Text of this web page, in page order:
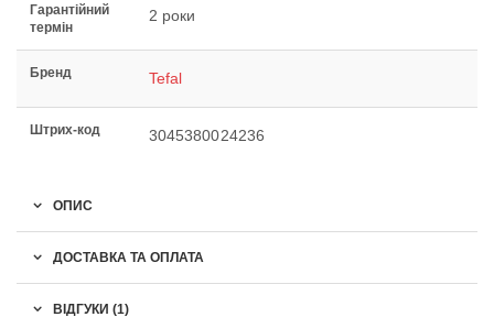
Гарантійний
термін
2 роки
Бренд Tefal
Штрих-код 3045380024236
ОПИС
ДОСТАВКА ТА ОПЛАТА
ВІДГУКИ (1)